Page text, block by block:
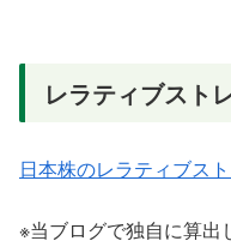
レラティブスト
日本株のレラティブス
※当ブログで独自に算出